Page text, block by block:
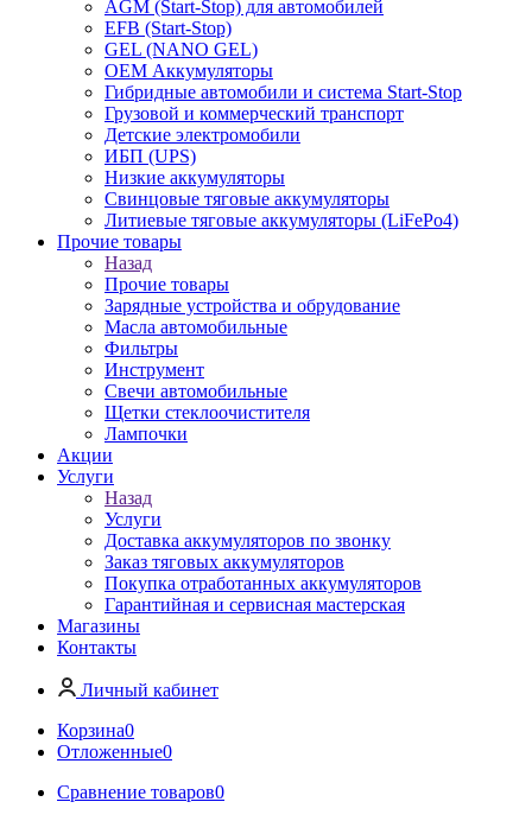
AGM (Start-Stop) для автомобилей
EFB (Start-Stop)
GEL (NANO GEL)
OEM Аккумуляторы
Гибридные автомобили и система Start-Stop
Грузовой и коммерческий транспорт
Детские электромобили
ИБП (UPS)
Низкие аккумуляторы
Свинцовые тяговые аккумуляторы
Литиевые тяговые аккумуляторы (LiFePo4)
Прочие товары
Назад
Прочие товары
Зарядные устройства и обрудование
Масла автомобильные
Фильтры
Инструмент
Свечи автомобильные
Щетки стеклоочистителя
Лампочки
Акции
Услуги
Назад
Услуги
Доставка аккумуляторов по звонку
Заказ тяговых аккумуляторов
Покупка отработанных аккумуляторов
Гарантийная и сервисная мастерская
Магазины
Контакты
Личный кабинет
Корзина0
Отложенные0
Сравнение товаров0